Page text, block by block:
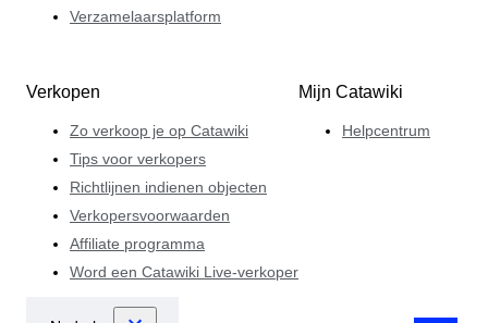
Verzamelaarsplatform
Verkopen
Zo verkoop je op Catawiki
Tips voor verkopers
Richtlijnen indienen objecten
Verkopersvoorwaarden
Affiliate programma
Word een Catawiki Live-verkoper
Mijn Catawiki
Helpcentrum